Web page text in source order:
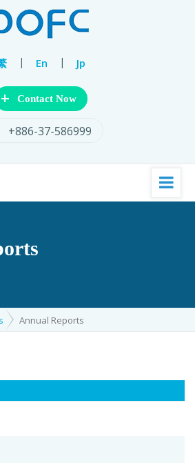
| En | Jp
+ Contact Now
+886-37-586999
Annual Reports